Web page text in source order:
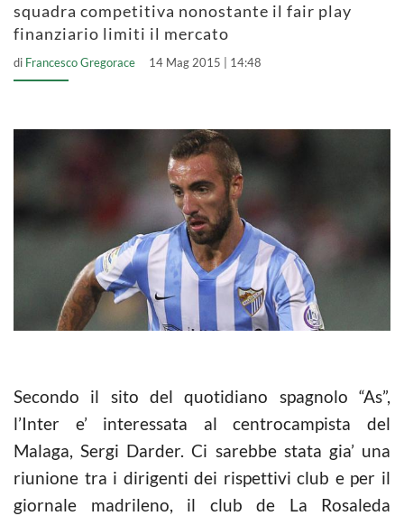
squadra competitiva nonostante il fair play
finanziario limiti il mercato
di Francesco Gregorace 14 Mag 2015 | 14:48
Secondo il sito del quotidiano spagnolo “As”,
l’Inter e’ interessata al centrocampista del
Malaga, Sergi Darder. Ci sarebbe stata gia’ una
riunione tra i dirigenti dei rispettivi club e per il
giornale madrileno, il club de La Rosaleda